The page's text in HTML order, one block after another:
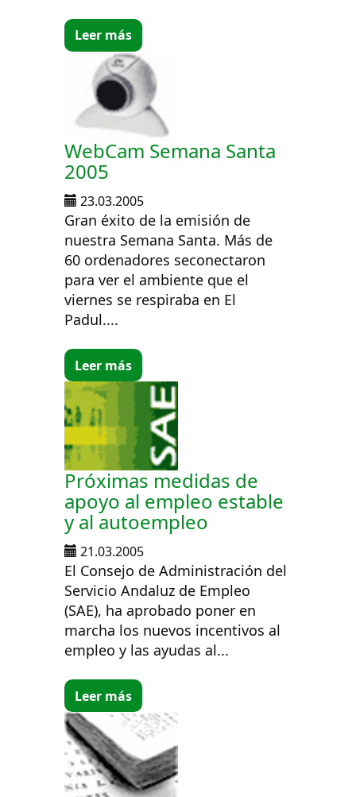
Leer más
WebCam Semana Santa
2005
23.03.2005
Gran éxito de la emisión de
nuestra Semana Santa. Más de
60 ordenadores seconectaron
para ver el ambiente que el
viernes se respiraba en El
Padul....
Leer más
Próximas medidas de
apoyo al empleo estable
y al autoempleo
21.03.2005
El Consejo de Administración del
Servicio Andaluz de Empleo
(SAE), ha aprobado poner en
marcha los nuevos incentivos al
empleo y las ayudas al...
Leer más